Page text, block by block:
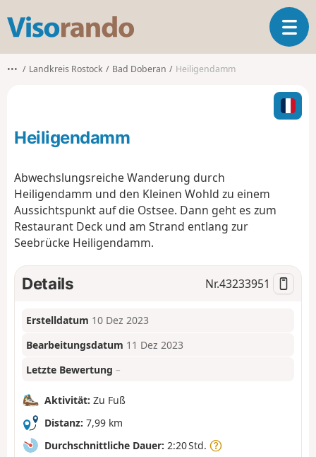
s
o
T
o
l
n
••• Landkreis Rostock Bad Doberan Heiligendamm
Heiligendamm
Abwechslungsreiche Wanderung durch
Heiligendamm und den Kleinen Wohld zu einem
Aussichtspunkt auf die Ostsee. Dann geht es zum
Restaurant Deck und am Strand entlang zur
Seebrücke Heiligendamm.
Details Nr.43233951
Erstelldatum 10 Dez 2023
Bearbeitungsdatum 11 Dez 2023
Letzte Bewertung –
Aktivität: Zu Fuß
Distanz: 7,99 km
Durchschnittliche Dauer: 2:20 Std.